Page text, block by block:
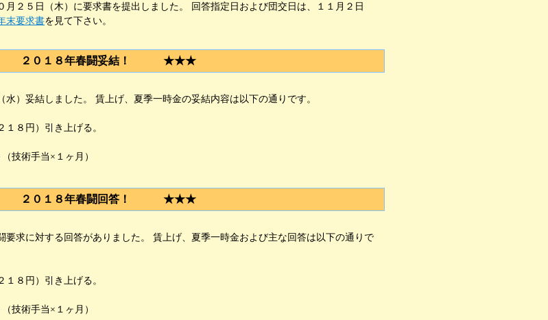
２５日（木）に要求書を提出しました。 回答指定日および団交日は、１１月２日
末要求書を見て下さい。
０１８年春闘妥結！ ★★★
）妥結しました。 賃上げ、夏季一時金の妥結内容は以下の通りです。
８円）引き上げる。
術手当×１ヶ月）
０１８年春闘回答！ ★★★
求に対する回答がありました。 賃上げ、夏季一時金および主な回答は以下の通りで
８円）引き上げる。
術手当×１ヶ月）